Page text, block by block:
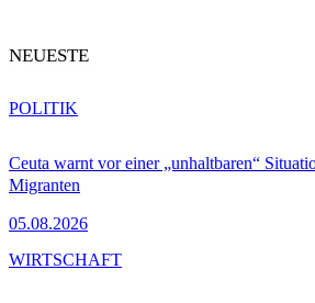
NEUESTE
Ceuta warnt vor einer „unhaltbaren“
Migranten
05.08.2026
POLITIK
WIRTSCHAFT